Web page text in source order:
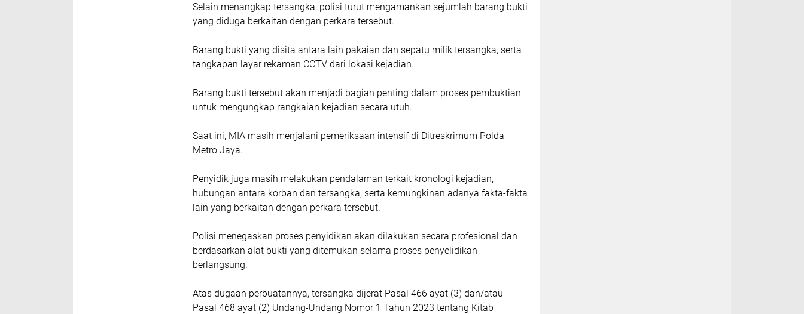
Selain menangkap tersangka, polisi turut mengamankan sejumlah barang bukti
yang diduga berkaitan dengan perkara tersebut.
Barang bukti yang disita antara lain pakaian dan sepatu milik tersangka, serta
tangkapan layar rekaman CCTV dari lokasi kejadian.
Barang bukti tersebut akan menjadi bagian penting dalam proses pembuktian
untuk mengungkap rangkaian kejadian secara utuh.
Saat ini, MIA masih menjalani pemeriksaan intensif di Ditreskrimum Polda
Metro Jaya.
Penyidik juga masih melakukan pendalaman terkait kronologi kejadian,
hubungan antara korban dan tersangka, serta kemungkinan adanya fakta-fakta
lain yang berkaitan dengan perkara tersebut.
Polisi menegaskan proses penyidikan akan dilakukan secara profesional dan
berdasarkan alat bukti yang ditemukan selama proses penyelidikan
berlangsung.
Atas dugaan perbuatannya, tersangka dijerat Pasal 466 ayat (3) dan/atau
Pasal 468 ayat (2) Undang-Undang Nomor 1 Tahun 2023 tentang Kitab